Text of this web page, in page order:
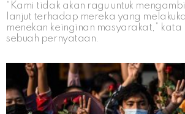
“Kami tidak akan ragu untuk
lanjut terhadap mereka yang
menekan keinginan masyarakat,” kata
sebuah pernyataan.